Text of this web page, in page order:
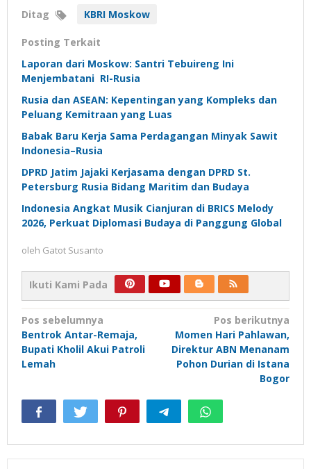
Ditag KBRI Moskow
Posting Terkait
Laporan dari Moskow: Santri Tebuireng Ini
Menjembatani RI-Rusia
Rusia dan ASEAN: Kepentingan yang Kompleks dan
Peluang Kemitraan yang Luas
Babak Baru Kerja Sama Perdagangan Minyak Sawit
Indonesia–Rusia
DPRD Jatim Jajaki Kerjasama dengan DPRD St.
Petersburg Rusia Bidang Maritim dan Budaya
Indonesia Angkat Musik Cianjuran di BRICS Melody
2026, Perkuat Diplomasi Budaya di Panggung Global
oleh Gatot Susanto
Ikuti Kami Pada
Navigasi
pos
Pos sebelumnya
Bentrok Antar-Remaja,
Bupati Kholil Akui Patroli
Lemah
Pos berikutnya
Momen Hari Pahlawan,
Direktur ABN Menanam
Pohon Durian di Istana
Bogor